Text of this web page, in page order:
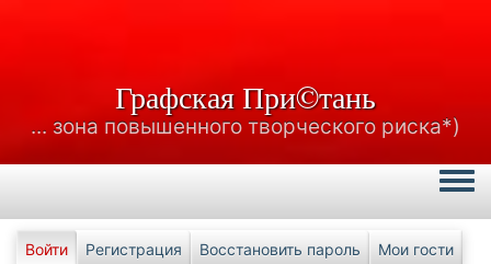
Графская При©тань
... зона повышенного творческого риска*)
Главные вкладки
Войти Регистрация Восстановить пароль Мои гости